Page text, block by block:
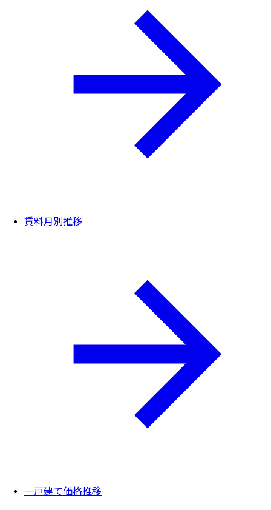
賃料月別推移
一戸建て価格推移